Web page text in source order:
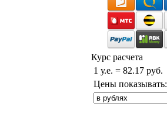
Курс расчета
1 у.е. = 82.17 руб.
Цены показывать: